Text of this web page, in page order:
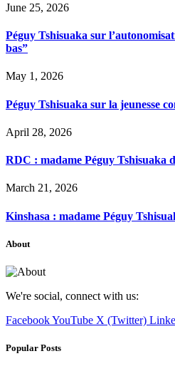
June 25, 2026
Péguy Tshisuaka sur
bas”
May 1, 2026
Péguy Tshisuaka sur la jeunesse
April 28, 2026
RDC : madame Péguy Tshisuaka
March 21, 2026
Kinshasa : madame Péguy
About
We're social, connect with us:
FacebookYouTube X (Twitter)
Popular Posts